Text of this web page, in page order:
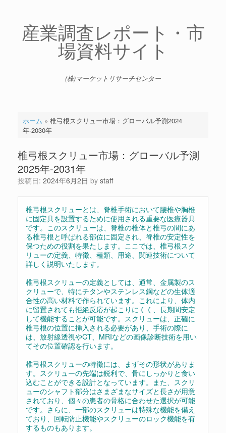
産業調査レポート・市
場資料サイト
(株)マーケットリサーチセンター
ホーム » 椎弓根スクリュー市場：グローバル予測2024
年-2030年
椎弓根スクリュー市場：グローバル予測
2025年-2031年
投稿日: 2024年6月2日 by staff
椎弓根スクリューとは、脊椎手術において腰椎や胸椎
に固定具を設置するために使用される重要な医療器具
です。このスクリューは、脊椎の椎体と椎弓の間にあ
る椎弓根と呼ばれる部位に固定され、脊椎の安定性を
保つための役割を果たします。ここでは、椎弓根スク
リューの定義、特徴、種類、用途、関連技術について
詳しく説明いたします。
椎弓根スクリューの定義としては、通常、金属製のス
クリューで、特にチタンやステンレス鋼などの生体適
合性の高い材料で作られています。これにより、体内
に留置されても拒絶反応が起こりにくく、長期間安定
して機能することが可能です。スクリューは、正確に
椎弓根の位置に挿入される必要があり、手術の際に
は、放射線透視やCT、MRIなどの画像診断技術を用い
てその位置確認を行います。
椎弓根スクリューの特徴には、まずその形状がありま
す。スクリューの先端は鋭利で、骨にしっかりと食い
込むことができる設計となっています。また、スクリ
ューのシャフト部分はさまざまなサイズと長さが用意
されており、個々の患者の骨格に合わせた選択が可能
です。さらに、一部のスクリューは特殊な機能を備え
ており、回転防止機能やスクリューのロック機能を有
するものもあります。